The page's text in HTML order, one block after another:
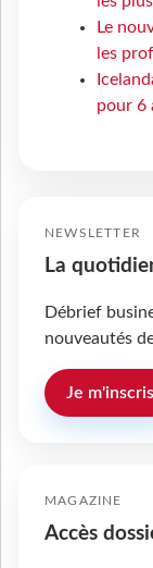
Le
les
pour 6
NEWSLETTER
La
Débrief
nouveautés
Je m'inscris
MAGAZINE
Accès